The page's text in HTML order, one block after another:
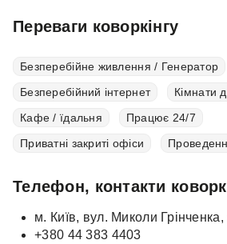
Переваги коворкінгу
Безперебійне живлення / Генератор
Безперебійний інтернет
Кімнати
Кафе / їдальня
Працює 24/7
Приватні закриті офіси
Телефон, контакти
м. Київ, вул. Миколи Грінченка,
+380 44 383 4403